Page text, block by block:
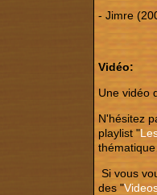
- Jimre
Vidéo:
Une vidéo
N'hésitez
playlist "
Si vous
des "